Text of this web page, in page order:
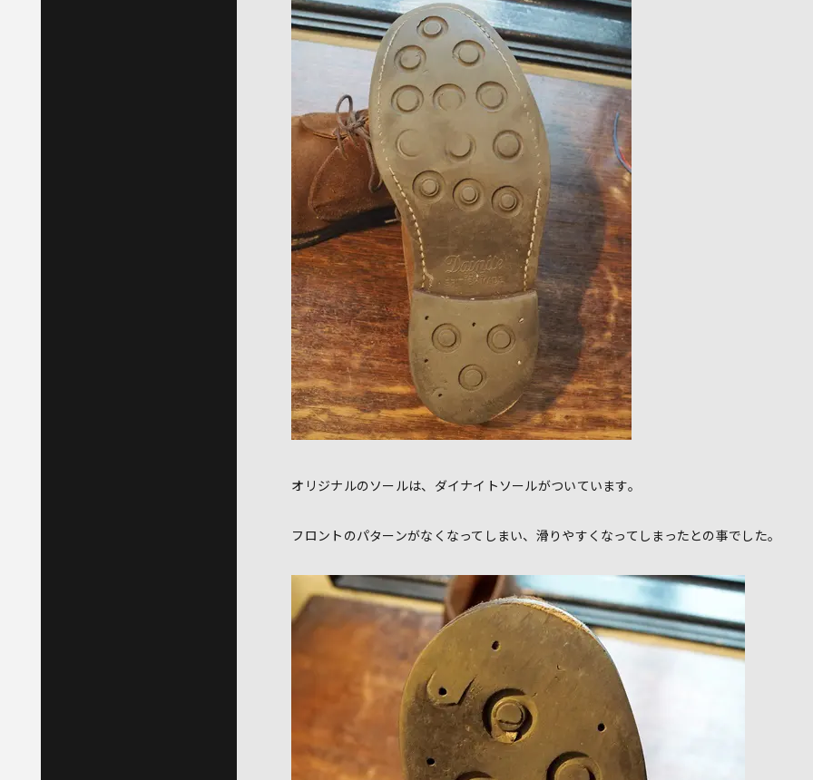
オリジナルのソールは、ダイナイトソールがついています。
フロントのパターンがなくなってしまい、滑りやすくなってしまったとの事でした。